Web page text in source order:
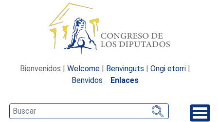
Bienvenidos | Welcome | Benvinguts | Ongi etorri |
Benvidos
Enlaces